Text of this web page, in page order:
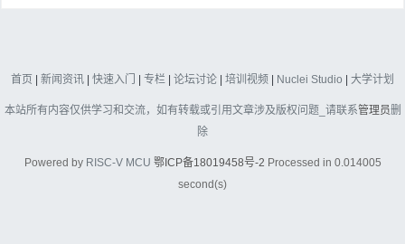
首页 新闻资讯 快速入门 专栏 论坛讨论 培训视频 Nuclei Studio 大学计划
本站所有内容仅供学习和交流，如有转载或引用文章涉及版权问题_请联系管理员删
除
Powered by RISC-V MCU 鄂ICP备18019458号-2 Processed in 0.014005
second(s)